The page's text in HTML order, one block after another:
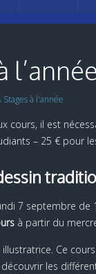
Stages à l'année
cours, il est
– 25 € pour
7 septembre de
à partir du
illustratrice. Ce
les